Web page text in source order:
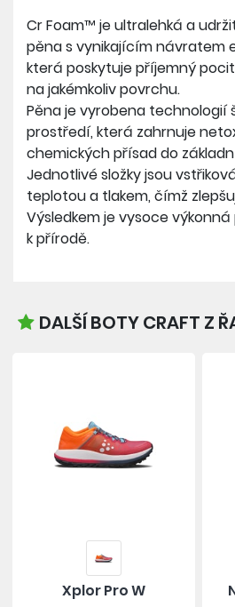
Cr Foam™ je ultralehká a
pěna s vynikajícím návratem
která poskytuje příjemný
na jakémkoliv povrchu.
Pěna je vyrobena technologií
prostředí, která zahrnuje
chemických přísad do
Jednotlivé složky jsou
teplotou a tlakem, čímž
Výsledkem je vysoce
k přírodě.
DALŠÍ BOTY CRAFT Z
Xplor Pro W